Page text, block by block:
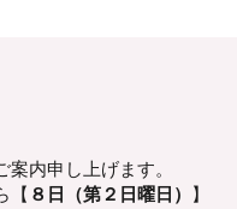
内申し上げます。
【 ８日（第２日曜日）
】